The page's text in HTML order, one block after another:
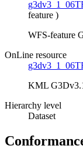
feature )
WFS-feature
OnLine resource
KML
Hierarchy level
Dataset